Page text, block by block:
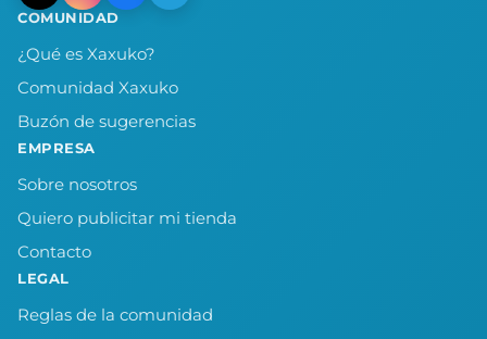
COMUNIDAD
¿Qué es Xaxuko?
Comunidad Xaxuko
Buzón de sugerencias
EMPRESA
Sobre nosotros
Quiero publicitar mi tienda
Contacto
LEGAL
Reglas de la comunidad